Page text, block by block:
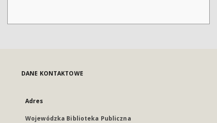
DANE KONTAKTOWE
Adres
Wojewódzka Biblioteka Publiczna